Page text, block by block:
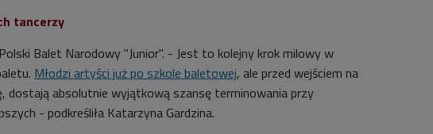
tancerzy
Balet Narodowy "Junior". - Jest to kolejny krok milowy w
Młodzi artyści już po szkole baletowej, ale przed wejściem na
dostają absolutnie wyjątkową szansę terminowania przy
- podkreśliła Katarzyna Gardzina.